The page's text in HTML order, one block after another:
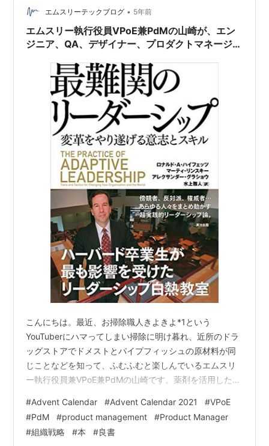
エムスリーテックブログ • 5年前
エムスリー執行役員VPoE兼PdMの山崎が、エン
ジニア、QA、デザイナー、プロダクトマネージャ
こんにちは。最近、お掃除職人きよきよ*1という
YouTuberにハマってしまい掃除に明け暮れ、近所のドラ
ッグストアでドメストとパイプフィッシュの原材料が同
じことなどを知って、ふむふむと楽しんでいるエムスリ
ー執行役員兼VPoE兼PdMの山崎です。薬剤を活用した掃
スリー Advent Calendar 2021の25日目の記事です。 エ
ムスリー Advent Calendar 2021の締めとして、今年も
「VPoEとしてこの◯年間を振り返って」シリーズで
#Advent Calendar #Advent Calendar 2021 #VPoE
#PdM #product management #Product Manager
#組織戦略 #本 #良書